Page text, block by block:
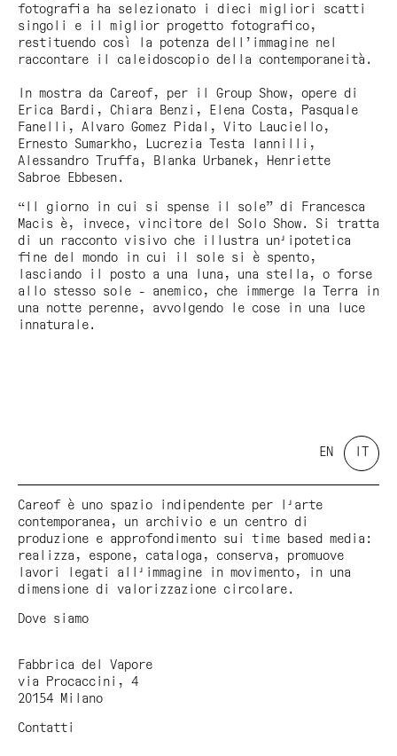
fotografia ha selezionato i dieci migliori scatti
singoli e il miglior progetto fotografico,
restituendo così la potenza dell’immagine nel
raccontare il caleidoscopio della contemporaneità.
In mostra da Careof, per il Group Show, opere di
Erica Bardi, Chiara Benzi, Elena Costa, Pasquale
Fanelli, Alvaro Gomez Pidal, Vito Lauciello,
Ernesto Sumarkho, Lucrezia Testa Iannilli,
Alessandro Truffa, Blanka Urbanek, Henriette
Sabroe Ebbesen.
“Il giorno in cui si spense il sole” di Francesca
Macis è, invece, vincitore del Solo Show. Si tratta
di un racconto visivo che illustra un'ipotetica
fine del mondo in cui il sole si è spento,
lasciando il posto a una luna, una stella, o forse
allo stesso sole - anemico, che immerge la Terra in
una notte perenne, avvolgendo le cose in una luce
innaturale.
EN
Careof è uno spazio indipendente per l'arte
contemporanea, un archivio e un centro di
produzione e approfondimento sui time based media:
realizza, espone, cataloga, conserva, promuove
lavori legati all'immagine in movimento, in una
dimensione di valorizzazione circolare.
Dove siamo
Fabbrica del Vapore
via Procaccini, 4
20154 Milano
Contatti